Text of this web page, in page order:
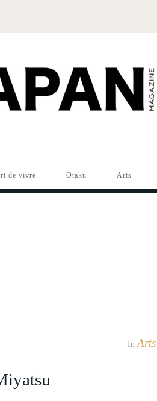
de vivre Otaku Arts
InArts